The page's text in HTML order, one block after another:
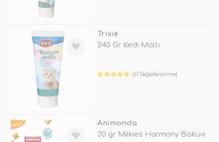
Trixie
240 Gr Kedi Maltı
(61 Değerlendirme)
Animonda
30 gr Milkies Harmony Bisküvi